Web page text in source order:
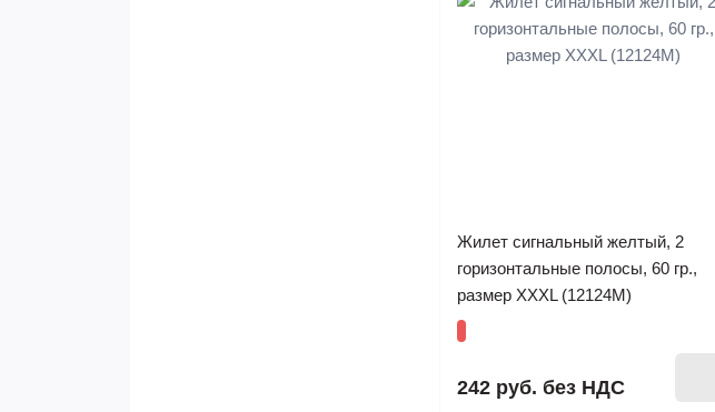
Жилет сигнальный желтый, 2
горизонтальные полосы, 60 гр.,
размер XXXL (12124М)
242 руб. без НДС